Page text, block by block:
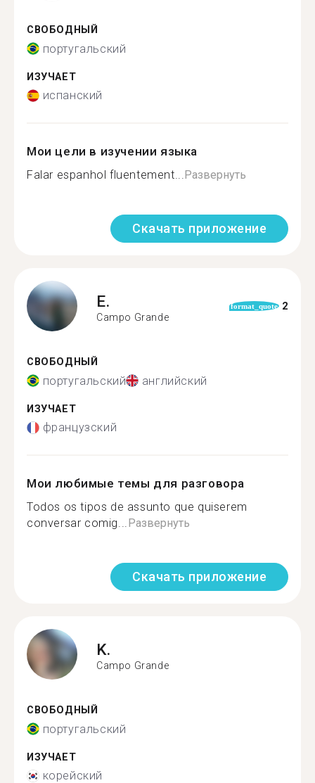
СВОБОДНЫЙ
португальский
ИЗУЧАЕТ
испанский
Мои цели в изучении языка
Falar espanhol fluentement...Развернуть
Скачать приложение
E.
Campo Grande
format_quote 2
СВОБОДНЫЙ
португальский английский
ИЗУЧАЕТ
французский
Мои любимые темы для разговора
Todos os tipos de assunto que quiserem
conversar comig...Развернуть
Скачать приложение
K.
Campo Grande
СВОБОДНЫЙ
португальский
ИЗУЧАЕТ
корейский